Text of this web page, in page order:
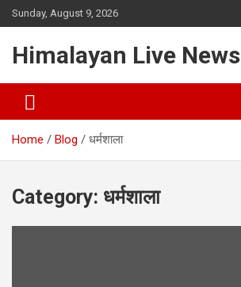
Sunday, August 9, 2026
Himalayan Live News
Home Blog धर्मशाला
Category: धर्मशाला